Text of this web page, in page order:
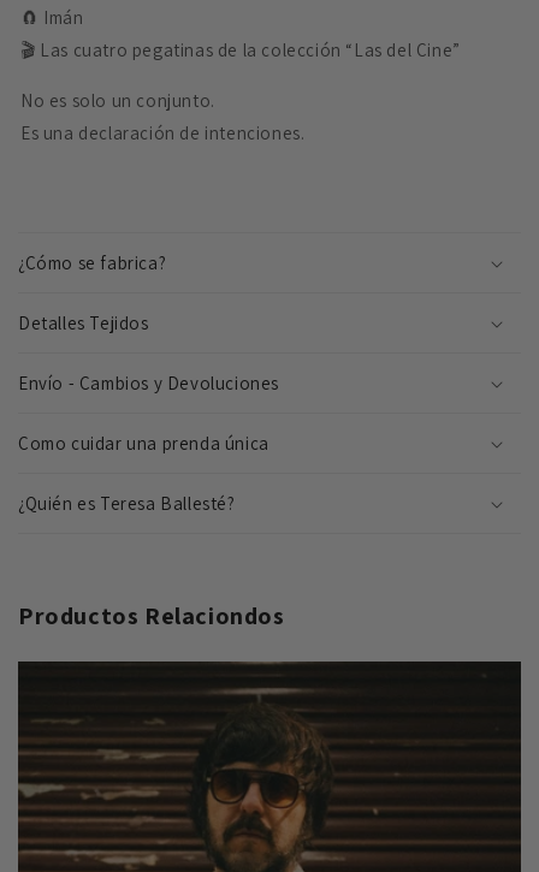
🧲 Imán
🎬 Las cuatro pegatinas de la colección “Las del Cine”
No es solo un conjunto.
Es una declaración de intenciones.
n
t
n
d
d
l
e
b
l
e
¿Cómo se fabrica?
Detalles Tejidos
Envío - Cambios y Devoluciones
Como cuidar una prenda única
¿Quién es Teresa Ballesté?
Productos Relaciondos